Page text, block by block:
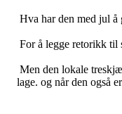
Hva har den med jul å
For å legge retorikk til
Men den lokale
lage. og når den også